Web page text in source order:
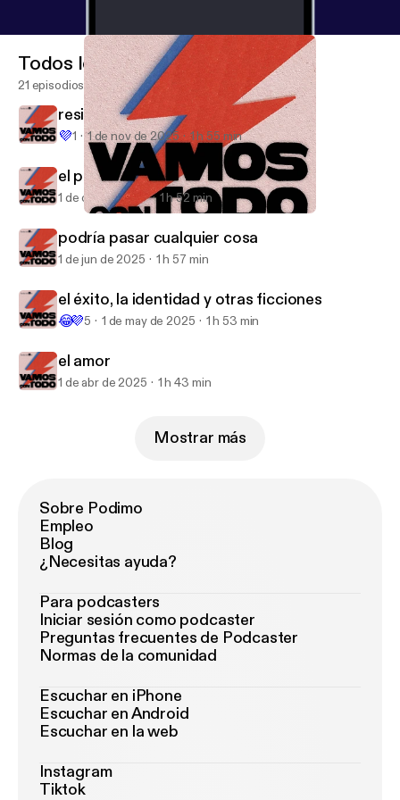
Vamos con todo
Todos los episodios
21 episodios
resistencia frente a la llanura
💜1 1 de nov de 2025 1 h 55 min
el poder y sus tempestades de sal
1 de oct de 2025 1 h 52 min
podría pasar cualquier cosa
1 de jun de 2025 1 h 57 min
el éxito, la identidad y otras ficciones
😂💜5 1 de may de 2025 1 h 53 min
el amor
1 de abr de 2025 1 h 43 min
Mostrar más
Sobre Podimo
Empleo
Blog
¿Necesitas ayuda?
Para podcasters
Iniciar sesión como podcaster
Preguntas frecuentes de Podcaster
Normas de la comunidad
Escuchar en iPhone
Escuchar en Android
Escuchar en la web
Instagram
Tiktok